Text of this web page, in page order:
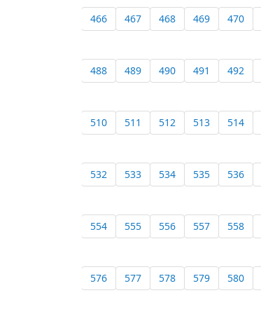
466 467 468 469 470
488 489 490 491 492
510 511 512 513 514
532 533 534 535 536
554 555 556 557 558
576 577 578 579 580